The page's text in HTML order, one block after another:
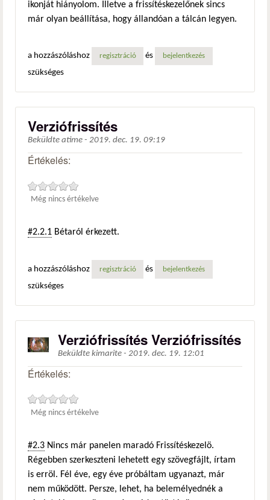
ikonját hiányolom. Illetve a frissítéskezelőnek sincs
már olyan beállítása, hogy állandóan a tálcán legyen.
a hozzászóláshoz regisztráció és bejelentkezés
szükséges
Verziófrissítés
Beküldte atime - 2019. dec. 19. 09:19
Értékelés:
Még nincs értékelve
#2.2.1 Bétaról érkezett.
a hozzászóláshoz regisztráció és bejelentkezés
szükséges
Verziófrissítés Verziófrissítés
Beküldte kimarite - 2019. dec. 19. 12:01
Értékelés:
Még nincs értékelve
#2.3 Nincs már panelen maradó Frissítéskezelö.
Régebben szerkeszteni lehetett egy szövegfájlt, írtam
is erröl. Fél éve, egy éve próbáltam ugyanazt, már
nem működött. Persze, lehet, ha belemélyednék a